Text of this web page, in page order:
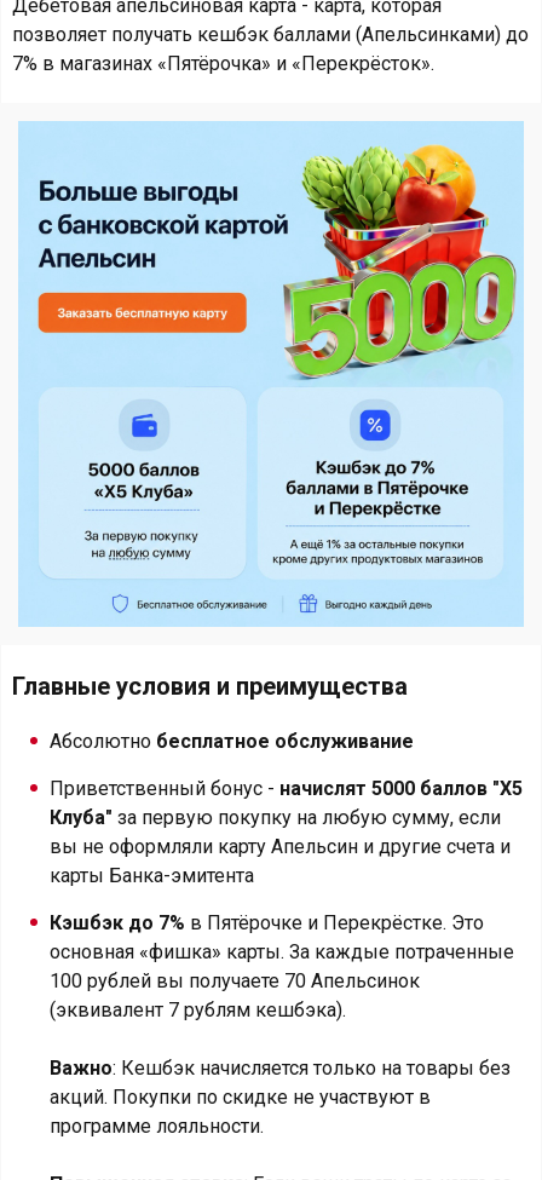
Дебетовая апельсиновая карта - карта, которая
позволяет получать кешбэк баллами (Апельсинками) до
7% в магазинах «Пятёрочка» и «Перекрёсток».
Главные условия и преимущества
Абсолютно бесплатное обслуживание
Приветственный бонус - начислят 5000 баллов "Х5
Клуба" за первую покупку на любую сумму, если
вы не оформляли карту Апельсин и другие счета и
карты Банка-эмитента
Кэшбэк до 7% в Пятёрочке и Перекрёстке. Это
основная «фишка» карты. За каждые потраченные
100 рублей вы получаете 70 Апельсинок
(эквивалент 7 рублям кешбэка).
Важно: Кешбэк начисляется только на товары без
акций. Покупки по скидке не участвуют в
программе лояльности.